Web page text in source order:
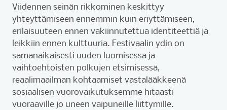
Viidennen seinän rikkominen keskittyy
yhteyttämiseen ennemmin kuin eriyttämiseen,
erilaisuuteen ennen vakiinnutettua identiteettiä ja
leikkiin ennen kulttuuria. Festivaalin ydin on
samanaikaisesti uuden luomisessa ja
vaihtoehtoisten polkujen etsimisessä,
reaalimaailman kohtaamiset vastalääkkeenä
sosiaalisen vuorovaikutuksemme hitaasti
vuoraaville jo uneen vaipuneille liittymille.